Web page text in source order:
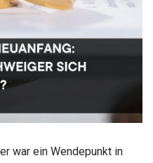
war ein Wendepunkt in